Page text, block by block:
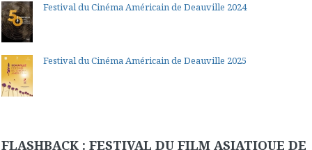
Festival du Cinéma Américain de Deauville 2024
Festival du Cinéma Américain de Deauville 2025
FLASHBACK : FESTIVAL DU FILM ASIATIQUE DE